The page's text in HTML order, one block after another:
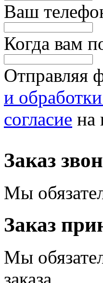
Ваш
Когда вам
Отправляя
и
согласие на
Заказ
Мы
Заказ
Мы